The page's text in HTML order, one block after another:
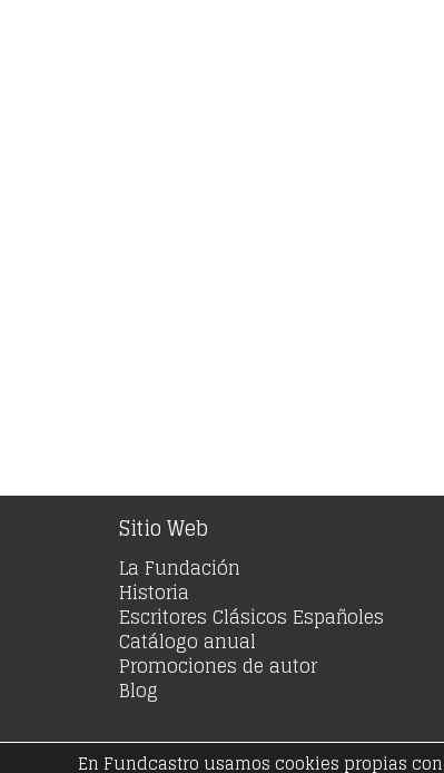
Sitio Web
La Fundación
Historia
Escritores Clásicos Españoles
Catálogo anual
Promociones de autor
Blog
En Fundcastro usamos cookies propias